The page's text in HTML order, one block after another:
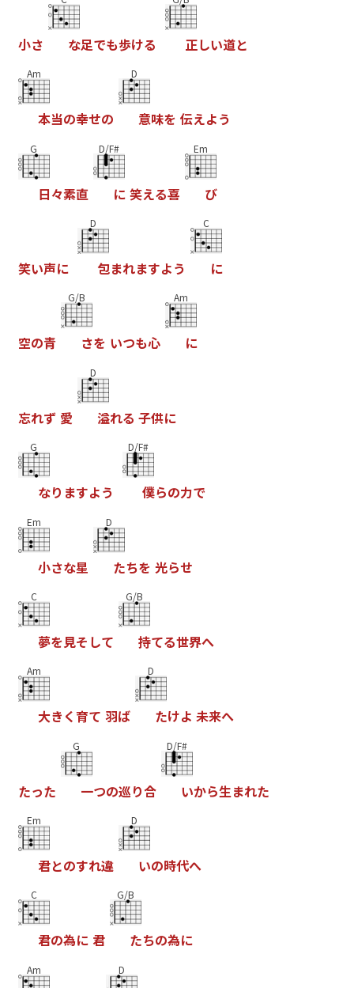
小さ な足でも歩ける 正しい道と
Am
本当の幸せの
D
意味を 伝えよう
G
日々素直
D/F#
に 笑える喜
Em
び
笑い声に
D
包まれますよう
C
に
空の青
G/B
さを いつも心
Am
に
忘れず 愛
D
溢れる 子供に
G
なり ますよう
D/F#
僕らの力で
Em
小さな星
D
たちを 光らせ
C
夢を見そ して
G/B
持てる世界へ
Am
大き く育て 羽ば
D
たけよ 未来へ
たった
G
一つの巡り合
D/F#
いから生まれた
Em
君とのすれ違
D
いの時代へ
C
君の為に 君
G/B
たちの為に
Am D